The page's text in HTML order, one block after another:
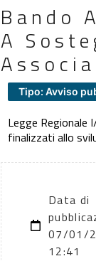
Bando
A
Tipo: Avviso
Legge Regionale
finalizzati allo
Data di
07/01/
12:41